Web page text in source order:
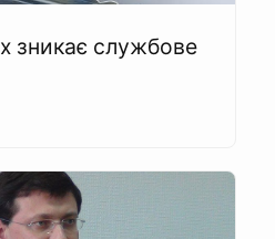
зникає службове